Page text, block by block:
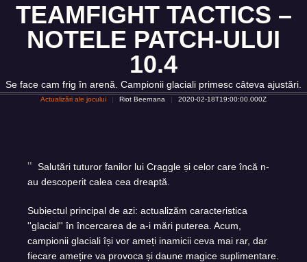
TEAMFIGHT TACTICS –
NOTELE PATCH-ULUI
10.4
Se face cam frig în arenă. Campionii glaciali primesc câteva ajustări.
Actualizări ale jocului Riot Beernana 2020-02-18T19:00:00.000Z
Salutări tuturor fanilor lui Craggle și celor care încă n-
au descoperit calea cea dreaptă.
Subiectul principal de azi: actualizăm caracteristica
''glacial'' în încercarea de a-i mări puterea. Acum,
campionii glaciali își vor ameți inamicii ceva mai rar, dar
fiecare amețire va provoca și daune magice suplimentare.